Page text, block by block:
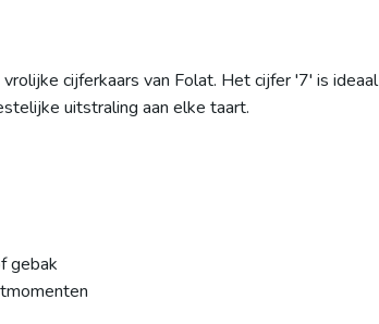
cijferkaars van Folat. Het cijfer '7' is ideaal
uitstraling aan elke taart.
gebak